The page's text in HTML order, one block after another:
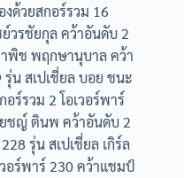
ด้วยสกอร์รวม 16
วรชัยกุล คว้าอันดับ 2
พิช พฤกษานุบาล คว้า
น สเปเชี่ยล บอย ชนะ
ร์รวม 2 โอเวอร์พาร์
ชญ์ ตินพ คว้าอันดับ 2
รุ่น สเปเชี่ยล เกิร์ล
อร์พาร์ 230 คว้าแชมป์